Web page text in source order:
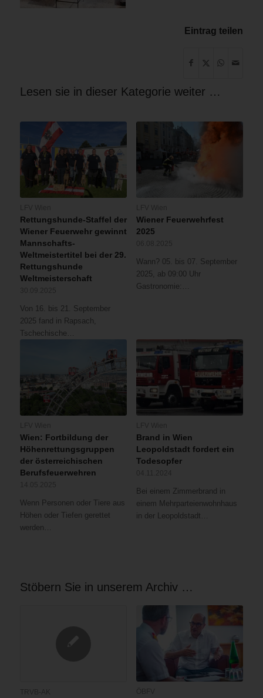
Eintrag teilen
Lesen sie in dieser Kategorie weiter …
Rettungshunde-Staffel der
Wiener Feuerwehr gewinnt
Mannschafts-
Weltmeistertitel bei der 29.
Rettungshunde
Weltmeisterschaft
Von 16. bis 21. September
2025 fand in Rapsach,
Tschechische…
Wiener Feuerwehrfest
2025
Wann? 05. bis 07. September
2025, ab 09:00 Uhr
Gastronomie:…
Wien: Fortbildung der
Höhenrettungsgruppen
der österreichischen
Berufsfeuerwehren
Wenn Personen oder Tiere aus
Höhen oder Tiefen gerettet
werden…
Brand in Wien
Leopoldstadt fordert ein
Todesopfer
Bei einem Zimmerbrand in
einem Mehrparteienwohnhaus
in der Leopoldstadt…
Stöbern Sie in unserem Archiv …